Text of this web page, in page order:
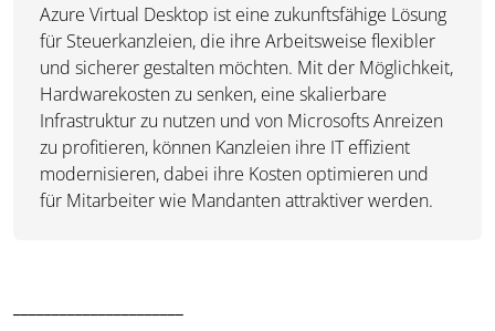
Azure Virtual Desktop ist eine zukunftsfähige Lösung
für Steuerkanzleien, die ihre Arbeitsweise flexibler
und sicherer gestalten möchten. Mit der Möglichkeit,
Hardwarekosten zu senken, eine skalierbare
Infrastruktur zu nutzen und von Microsofts Anreizen
zu profitieren, können Kanzleien ihre IT effizient
modernisieren, dabei ihre Kosten optimieren und
für Mitarbeiter wie Mandanten attraktiver werden.